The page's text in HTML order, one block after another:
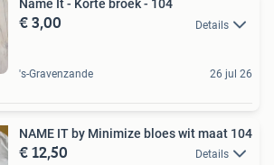
Name It - Korte broek - 104
€ 3,00 Details
's-Gravenzande 26 jul 26
NAME IT by Minimize bloes wit maat 104
€ 12,50 Details